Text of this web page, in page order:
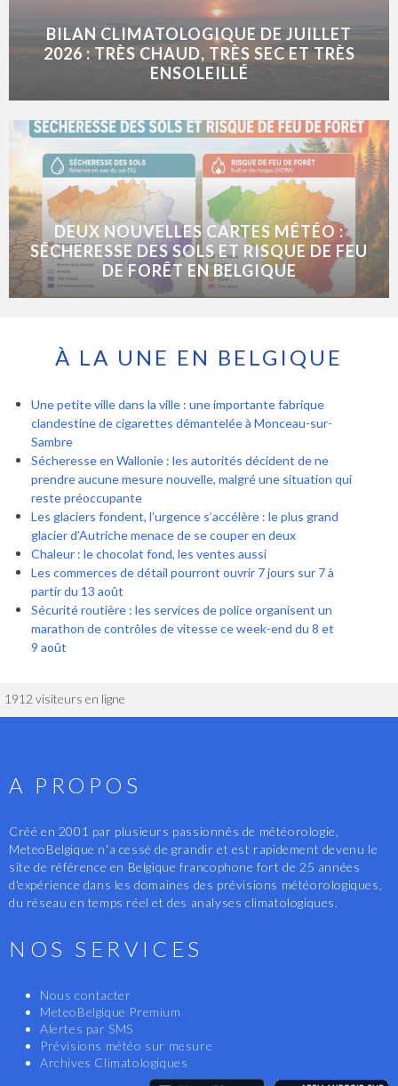
BILAN CLIMATOLOGIQUE DE JUILLET
2026 : TRÈS CHAUD, TRÈS SEC ET TRÈS
ENSOLEILLÉ
DEUX NOUVELLES CARTES MÉTÉO :
SÉCHERESSE DES SOLS ET RISQUE DE FEU
DE FORÊT EN BELGIQUE
À LA UNE EN BELGIQUE
Une petite ville dans la ville : une importante fabrique
clandestine de cigarettes démantelée à Monceau-sur-
Sambre
Sécheresse en Wallonie : les autorités décident de ne
prendre aucune mesure nouvelle, malgré une situation qui
reste préoccupante
Les glaciers fondent, l’urgence s’accélère : le plus grand
glacier d’Autriche menace de se couper en deux
Chaleur : le chocolat fond, les ventes aussi
Les commerces de détail pourront ouvrir 7 jours sur 7 à
partir du 13 août
Sécurité routière : les services de police organisent un
marathon de contrôles de vitesse ce week-end du 8 et
9 août
1912 visiteurs en ligne
A PROPOS
Créé en 2001 par plusieurs passionnés de météorologie,
MeteoBelgique n'a cessé de grandir et est rapidement devenu le
site de référence en Belgique francophone fort de 25 années
d'expérience dans les domaines des prévisions météorologiques,
du réseau en temps réel et des analyses climatologiques.
NOS SERVICES
Nous contacter
MeteoBelgique Premium
Alertes par SMS
Prévisions météo sur mesure
Archives Climatologiques